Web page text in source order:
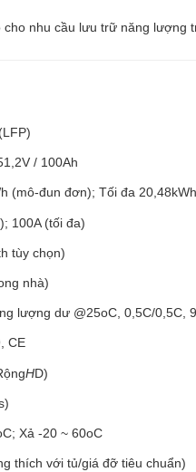
nhu cầu lưu trữ năng lượng
/ 100Ah
(mô-đun đơn); Tối đa
100A (tối đa)
tùy chọn)
nhà)
lượng dư @25oC, 0,5C/0,5C,
CE
HD)
Xả -20 ~ 60oC
thích với tủ/giá đỡ tiêu chuẩn)